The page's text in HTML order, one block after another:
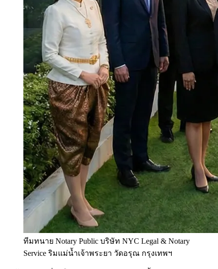
ทีมทนาย Notary Public บริษัท NYC Legal & Notary
Service ริมแม่น้ำเจ้าพระยา วัดอรุณ กรุงเทพฯ